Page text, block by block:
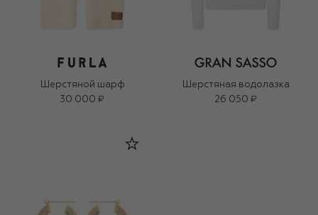
Шерстяной шарф
30 000 ₽
Шерстяная водолазка
26 050 ₽